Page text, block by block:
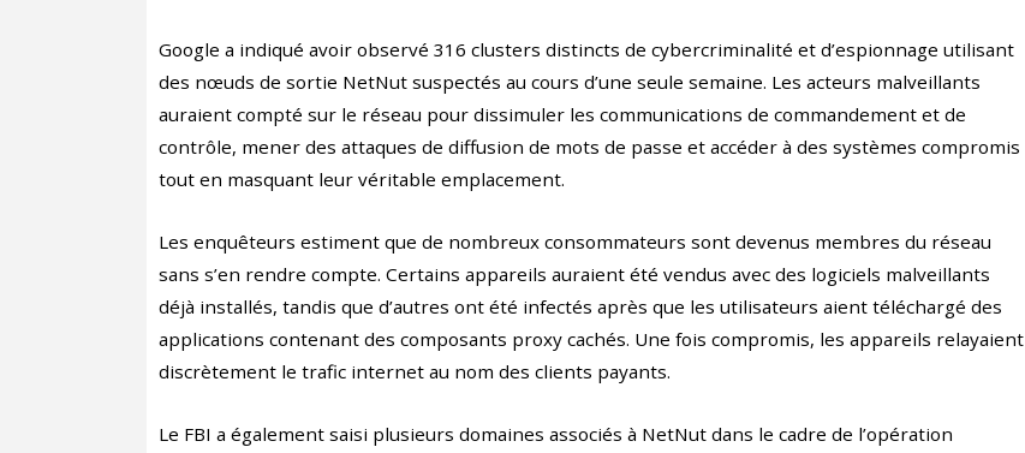
Google a indiqué avoir observé 316 clusters distincts de cybercriminalité et d’espionnage utilisant
des nœuds de sortie NetNut suspectés au cours d’une seule semaine. Les acteurs malveillants
auraient compté sur le réseau pour dissimuler les communications de commandement et de
contrôle, mener des attaques de diffusion de mots de passe et accéder à des systèmes compromis
tout en masquant leur véritable emplacement.
Les enquêteurs estiment que de nombreux consommateurs sont devenus membres du réseau
sans s’en rendre compte. Certains appareils auraient été vendus avec des logiciels malveillants
déjà installés, tandis que d’autres ont été infectés après que les utilisateurs aient téléchargé des
applications contenant des composants proxy cachés. Une fois compromis, les appareils relayaient
discrètement le trafic internet au nom des clients payants.
Le FBI a également saisi plusieurs domaines associés à NetNut dans le cadre de l’opération